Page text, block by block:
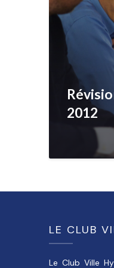
2012
LE CLUB
Le Club Ville